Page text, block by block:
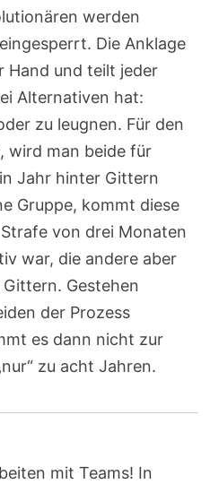
werden
Die Anklage
Hand und teilt jeder
Alternativen hat:
zu leugnen. Für den
wird man beide für
Jahr hinter Gittern
Gruppe, kommt diese
von drei Monaten
war, die andere aber
Gestehen
der Prozess
es dann nicht zur
zu acht Jahren.
mit Teams! In